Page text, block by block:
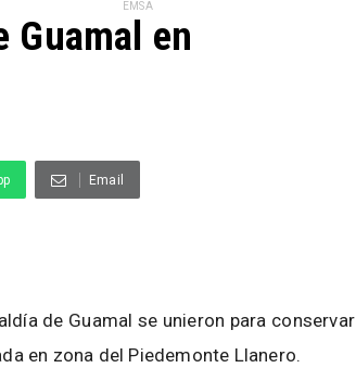
EMSA
Guamal en
Email
de Guamal se unieron para conservar
en zona del Piedemonte Llanero.